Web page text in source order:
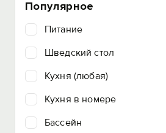
Популярное
Питание
Шведский стол
Кухня (любая)
Кухня в номере
Бассейн